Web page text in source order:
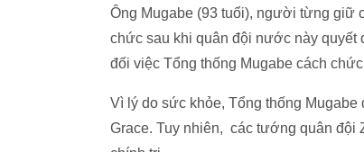
Ông Mugabe (93 tuổi), người từng giữ
chức sau khi quân đội nước này quyết
đối việc Tổng thống Mugabe cách
Vì lý do sức khỏe, Tổng thống
Grace. Tuy nhiên, các tướng quân đội